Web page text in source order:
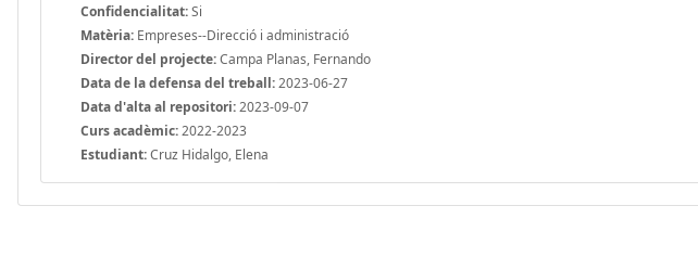
Confidencialitat:Si
Matèria: Empreses--Direcció i administració
Director del projecte:Campa Planas, Fernando
Data de la defensa del treball:2023-06-27
Data d'alta al repositori:2023-09-07
Curs acadèmic:2022-2023
Estudiant:Cruz Hidalgo, Elena